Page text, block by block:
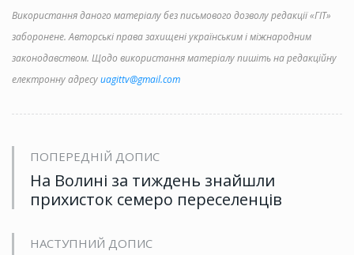
Використання даного матеріалу без письмового дозволу редакції «ГІТ»
заборонене. Авторські права захищені українським і міжнародним
законодавством. Щодо використання матеріалу пишіть на редакційну
електронну адресуuagittv@gmail.com
ПОПЕРЕДНІЙ ДОПИС
На Волині за тиждень знайшли
прихисток семеро переселенців
НАСТУПНИЙ ДОПИС